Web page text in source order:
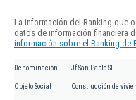
La información del Ranking que
datos de información financiera
información sobre el Ranking de
Denominación Jf San Pablo Sl
Objeto Social Construcción de